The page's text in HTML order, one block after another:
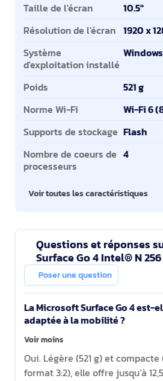
Taille de l'écran
10.5"
Résolution de l'écran 1920 x
Système
d'exploitation installé
Windows
Poids
521 g
Norme Wi-Fi
Wi-Fi 6
Supports de stockage Flash
Nombre de coeurs de
processeurs
4
Voir toutes les caractéristiques
Questions et réponses
Surface Go 4 Intel® N
(10.5") 8 Go Wi-Fi 6
Pro Platin
Poser une question
La Microsoft Surface Go 4 est-
adaptée à la mobilité ?
Voir moins
Oui. Légère (521 g) et compacte
format 3:2), elle offre jusqu’à